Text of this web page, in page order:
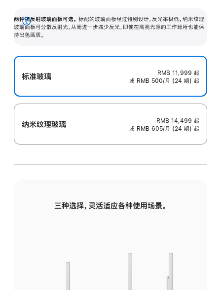
两种抗反射玻璃面板可选。 标配的玻璃面板经过特别设计，反光率极低。纳米纹理
玻璃面板可分散反射光，从而进一步减少反光，即使在高亮光源的工作场所也能保
持出色画质。
展
开
标准玻璃 RMB 11,999 起
或 RMB 500/月 (24 期) 起
纳米纹理玻璃 RMB 14,499 起
或 RMB 605/月 (24 期) 起
三种选择，灵活适应各种使用场景。